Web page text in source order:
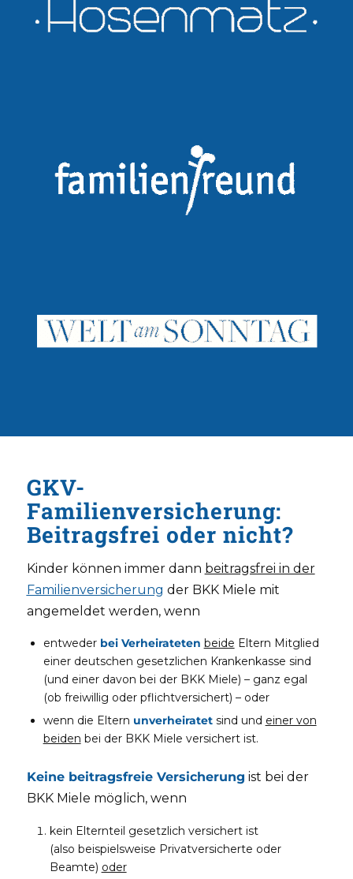
GKV-
Familienversicherung:
Beitragsfrei oder nicht?
Kinder können immer dann beitragsfrei in der
Familienversicherung der BKK Miele mit
angemeldet werden, wenn
entweder bei Verheirateten beide Eltern Mitglied
einer deutschen gesetzlichen Krankenkasse sind
(und einer davon bei der BKK Miele) – ganz egal
(ob freiwillig oder pflichtversichert) – oder
wenn die Eltern unverheiratetsind und einer von
beiden bei der BKK Miele versichert ist.
Keine beitragsfreie Versicherung ist bei der
BKK Miele möglich, wenn
kein Elternteil gesetzlich versichert ist
(also beispielsweise Privatversicherte oder
Beamte) oder